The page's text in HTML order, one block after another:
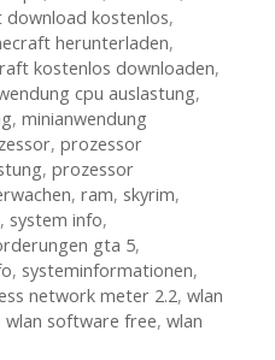
download kostenlos,
herunterladen,
kostenlos downloaden,
cpu auslastung,
, minianwendung
, prozessor
, prozessor
, ram, skyrim,
, system info,
gta 5,
, systeminformationen,
network meter 2.2, wlan
wlan software free, wlan